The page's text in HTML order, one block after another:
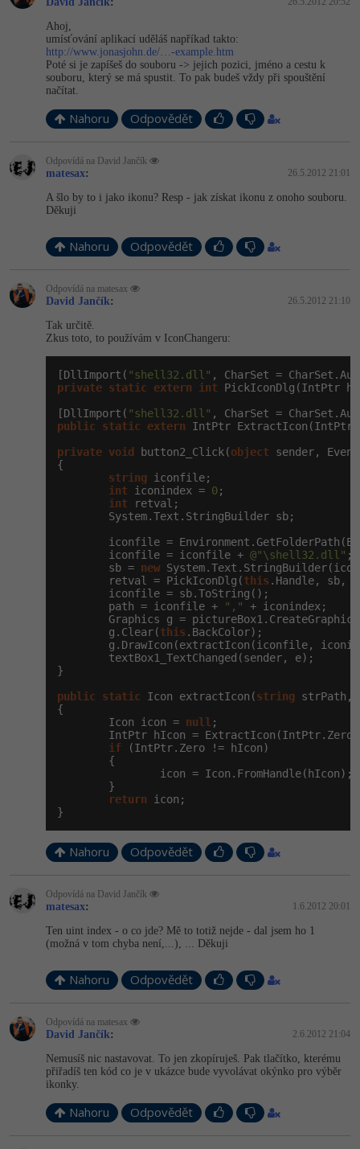
Best practices
SQLite
Databázový analytik
SEO specialista
Návrh SW -80%
-10%
Pro děti
Fórum
Kurzy e-commerce
Testování softwaru
Datová analýza
Digitální gramotnost
WordPress
-30%
Business
Kryptoměny -25%
-30%
-80%
Google Dokumenty
Time management
Linux
Sítě
Kybernetická bezpečnost
Elektronický podpis
Kurzy designu
HTML/CSS
Photoshop
Adobe Illustrator
Adobe Lightroom -30%
Adobe XD -15%
Adobe InDesign -25%
Adobe After Effects
Blender -80%
-80%
Ostatní
Příběhy absolventů
Pro firmy
Ahoj,
umísťování aplikací uděláš napříkad takto:
http://www.jonasjohn.de/…-example.htm
Poté si je zapíšeš do souboru -> jejich pozici, jméno a cestu k
souboru, který se má spustit. To pak budeš vždy při spouštění
načítat.
Nahoru Odpovědět
Odpovídá na David Jančík
matesax: 26.5.2012 21:01
A šlo by to i jako ikonu? Resp - jak získat ikonu z onoho souboru.
Děkuji
Nahoru Odpovědět
Odpovídá na matesax
David Jančík: 26.5.2012 21:10
Tak určitě.
Zkus toto, to používám v IconChangeru:
[DllImport( "shell32.dll"
private static extern int PickIconDlg(IntPtr
[DllImport( "shell32.dll"
public
static extern IntPtr ExtractIcon(IntPtr
private void button2_Click(object sender,
{
string iconfile;
int iconindex = 0;
int retval;
        System.Text.StringBuilder sb;
iconfile =
        iconfile = iconfile +
@"\shell32.dll" ;
        sb =
new
        retval = PickIconDlg(
this .Handle, sb,
        iconfile = sb.ToString();
        path = iconfile +
","
+ iconindex;
Graphics g =
        g.Clear(
this .BackColor);
g.DrawIcon(extractIcon(iconfile,
        textBox1_TextChanged(sender, e);
}
public
static Icon extractIcon(string strPath,
{
        Icon icon =
null ;
IntPtr hIcon =
if (IntPtr.Zero != hIcon)
        {
                icon = Icon.FromHandle(hIcon);
        }
return icon;
}
Nahoru Odpovědět
Odpovídá na David Jančík
matesax: 1.6.2012 20:01
Ten uint index - o co jde? Mě to totiž nejde - dal jsem ho 1
(možná v tom chyba není,...), ... Děkuji
Nahoru Odpovědět
Odpovídá na matesax
David Jančík: 2.6.2012 21:04
Nemusíš nic nastavovat. To jen zkopíruješ. Pak tlačítko, kterému
přiřadíš ten kód co je v ukázce bude vyvolávat okýnko pro výběr
ikonky.
Nahoru Odpovědět